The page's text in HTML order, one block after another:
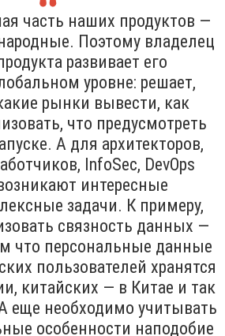
часть наших продуктов —
Поэтому владелец
развивает его
уровне: решает,
рынки вывести, как
что предусмотреть
А для архитекторов,
InfoSec, DevOps
интересные
задачи. К примеру,
связность данных —
что персональные данные
пользователей хранятся
китайских — в Китае и так
еще необходимо учитывать
особенности наподобие